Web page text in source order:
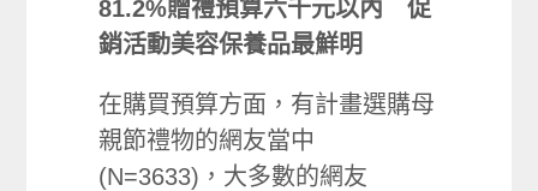
81.2%贈禮預算六千元以內 促
銷活動美容保養品最鮮明
在購買預算方面，有計畫選購母
親節禮物的網友當中
(N=3633)，大多數的網友